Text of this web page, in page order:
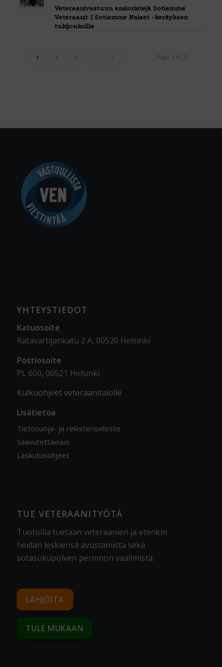
Veteraanivastuun ansioristejä Sotiemme
Veteraanit I Sotiemme Naiset -keräyksen
tukijoukoille
Page 1 of 20
1 2 3 › »
YHTEYSTIEDOT
Katuosoite
Ratavartijankatu 2 A, 00520 Helsinki
Postiosoite
PL 600, 00521 Helsinki
Kulkuohjeet veteraanitalolle
Lisätietoa
Tietosuoja- ja rekisteriseloste
Saavutettavuus
Laskutusohjeet
TUE VETERAANITYÖTÄ
Tuotoilla tuetaan veteraanien ja etenkin
heidän leskiensä avustamista sekä
sotasukupolven perinnön vaalimista.
LAHJOITA
TULE MUKAAN